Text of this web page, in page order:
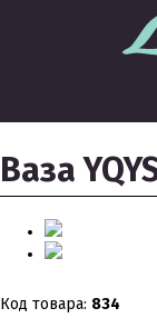
Ваза
Код товара: 834